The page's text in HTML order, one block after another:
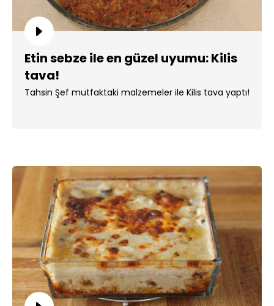
Etin sebze ile en güzel uyumu: Kilis
tava!
Tahsin Şef mutfaktaki malzemeler ile Kilis tava yaptı!